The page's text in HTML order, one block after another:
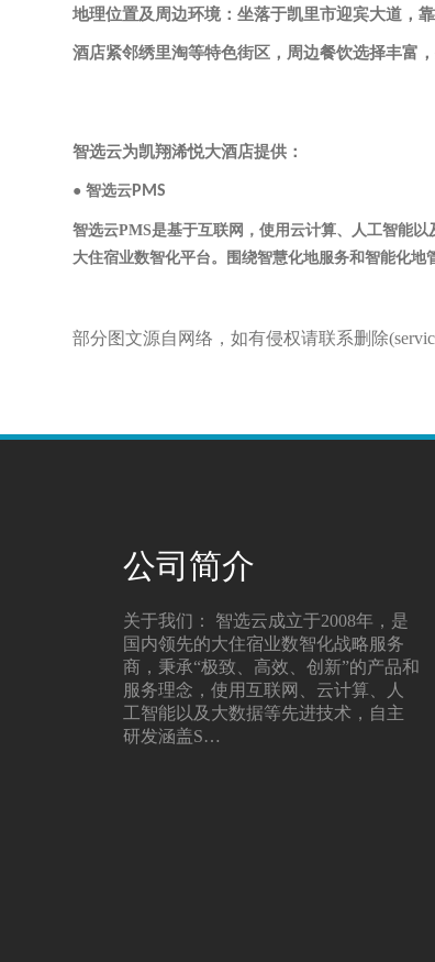
地理位置及周边环境： 坐落于凯里市迎宾大道，
酒店紧邻绣里淘等特色街区，周边餐饮选择丰富，
智选云为凯翔浠悦大酒店提供：
● 智选云PMS
智选云PMS是基于互联网，使用云计算、人工智能
大住宿业数智化平台。围绕智慧化地服务和智能化地
部分图文源自网络，如有侵权请联系删除
公司简介
关于我们： 智选云成立于2008年，是
国内领先的大住宿业数智化战略服务
商，秉承“极致、高效、创新”的产品和
服务理念，使用互联网、云计算、人
工智能以及大数据等先进技术，自主
研发涵盖S…